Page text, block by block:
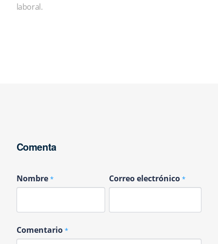
laboral.
Comenta
Nombre * Correo electrónico *
Comentario *